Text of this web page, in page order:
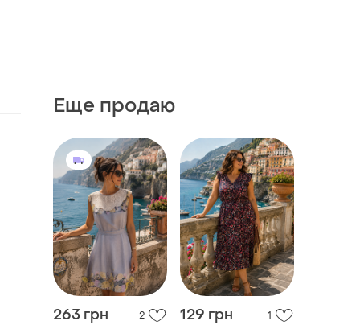
Еще продаю
263 грн 2 129 грн 1